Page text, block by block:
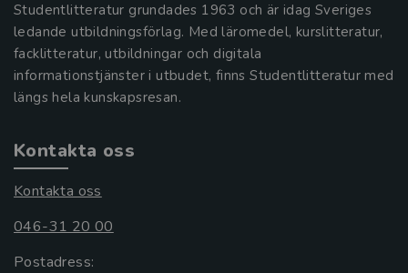
Studentlitteratur grundades 1963 och är idag Sveriges
ledande utbildningsförlag. Med läromedel, kurslitteratur,
facklitteratur, utbildningar och digitala
informationstjänster i utbudet, finns Studentlitteratur med
längs hela kunskapsresan.
Kontakta oss
Kontakta oss
046-31 20 00
Postadress: